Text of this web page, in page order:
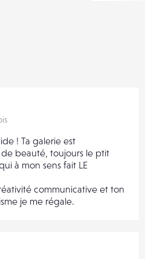
! Ta galerie est
beauté, toujours le ptit
à mon sens fait LE
communicative et ton
je me régale.